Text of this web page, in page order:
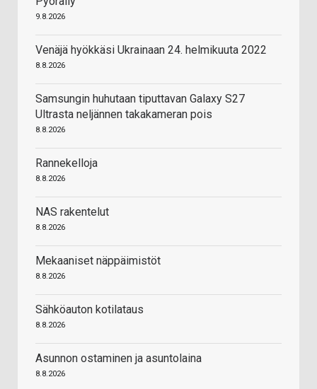
9.8.2026
Venäjä hyökkäsi Ukrainaan 24. helmikuuta 2022
8.8.2026
Samsungin huhutaan tiputtavan Galaxy S27
Ultrasta neljännen takakameran pois
8.8.2026
Rannekelloja
8.8.2026
NAS rakentelut
8.8.2026
Mekaaniset näppäimistöt
8.8.2026
Sähköauton kotilataus
8.8.2026
Asunnon ostaminen ja asuntolaina
8.8.2026